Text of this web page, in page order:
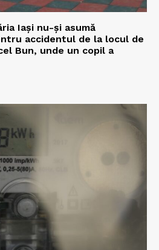
Iași nu-și asumă
accidentul de la locul de
Bun, unde un copil a